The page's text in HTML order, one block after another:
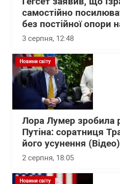
самостійно
без постійної опори
3 серпня, 12:48
Новини світу
Лора Лумер зробила
Путіна: соратниця
його усунення (Відео)
2 серпня, 18:05
Новини світу